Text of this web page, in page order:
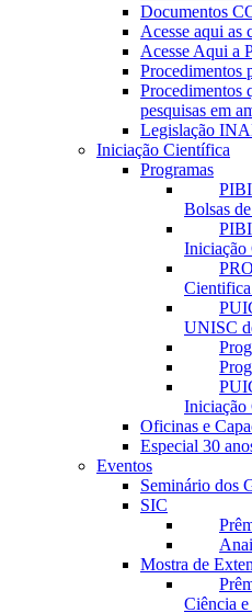
Documentos
Acesse aqui as
Acesse Aqui a
Procedimentos
Procedimentos
pesquisas em
Legislação
Iniciação Científica
Programas
Bolsas
Iniciação
UNISC
Iniciação
Oficinas e
Especial 30
Eventos
Seminário dos
SIC
Mostra de
Ciência